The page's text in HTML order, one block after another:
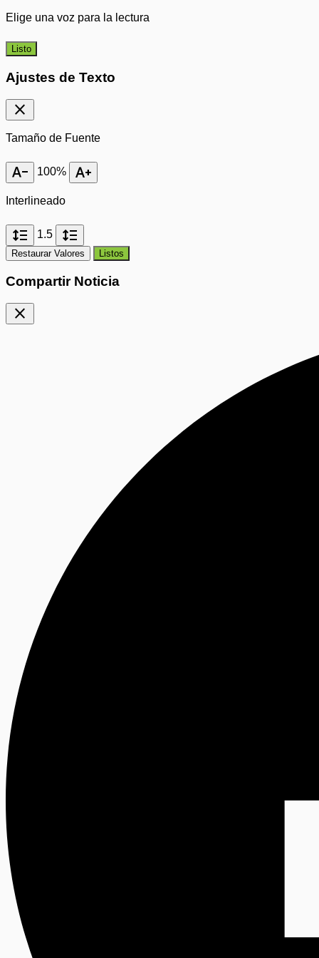
Elige una voz para la lectura
Listo
Ajustes de Texto
close
Tamaño de Fuente
text_decrease 100% text_increase
Interlineado
format_line_spacing 1.5 format_line_spacing
Restaurar Valores Listos
Compartir Noticia
close